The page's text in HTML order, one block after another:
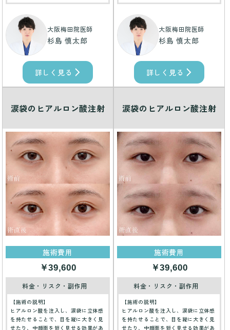
大阪梅田院医師
杉島 慎太郎
詳しく見る
大阪梅田院医師
杉島 慎太郎
詳しく見る
涙袋のヒアルロン酸注射
施術費用
￥39,600
料金・リスク・副作用
【施術の説明】
ヒアルロン酸を注入し、涙袋に立体感
を持たせることで、目を縦に大きく見
せたり、中顔面を短く見せる効果があ
涙袋のヒアルロン酸注射
施術費用
￥39,600
料金・リスク・副作用
【施術の説明】
ヒアルロン酸を注入し、涙袋に立体感
を持たせることで、目を縦に大きく見
せたり、中顔面を短く見せる効果があ